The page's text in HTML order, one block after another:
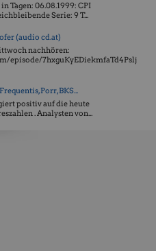
Tagen: 06.08.1999: CPI
Serie: 9 T...
(audio cd.at)
nachhören:
episode/7hxguKyEDiekmfaTd4Pslj
Porr, BKS...
positiv auf die heute
. Analysten von...